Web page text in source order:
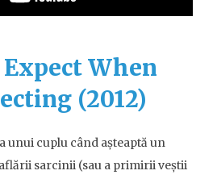
When
(2012)
unui cuplu când așteaptă un
sarcinii (sau a primirii veștii